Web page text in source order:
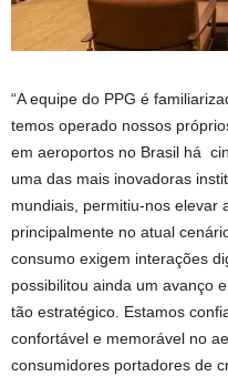
“A equipe do PPG é
temos operado nossos
em aeroportos no Brasil há
uma das mais inovadoras
mundiais, permitiu-nos elevar
principalmente no atual
consumo exigem interações
possibilitou ainda um avanço
tão estratégico. Estamos
confortável e memorável no
consumidores portadores de